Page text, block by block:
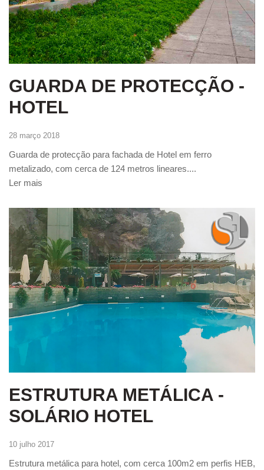
GUARDA DE PROTECÇÃO -
HOTEL
28 março 2018
Guarda de protecção para fachada de Hotel em ferro
metalizado, com cerca de 124 metros lineares....
Ler mais
ESTRUTURA METÁLICA -
SOLÁRIO HOTEL
10 julho 2017
Estrutura metálica para hotel, com cerca 100m2 em perfis HEB,